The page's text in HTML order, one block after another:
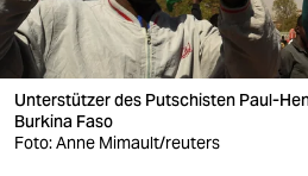
verlag
verlag
veranstaltungen
Unterstützer des Putschisten Paul-
Burkina Faso
Foto: Anne Mimault/reuters